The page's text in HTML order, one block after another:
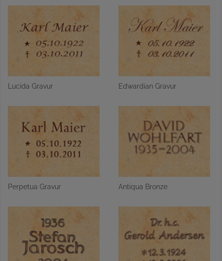
Lucida Gravur Edwardian Gravur
Perpetua Gravur Antiqua Bronze